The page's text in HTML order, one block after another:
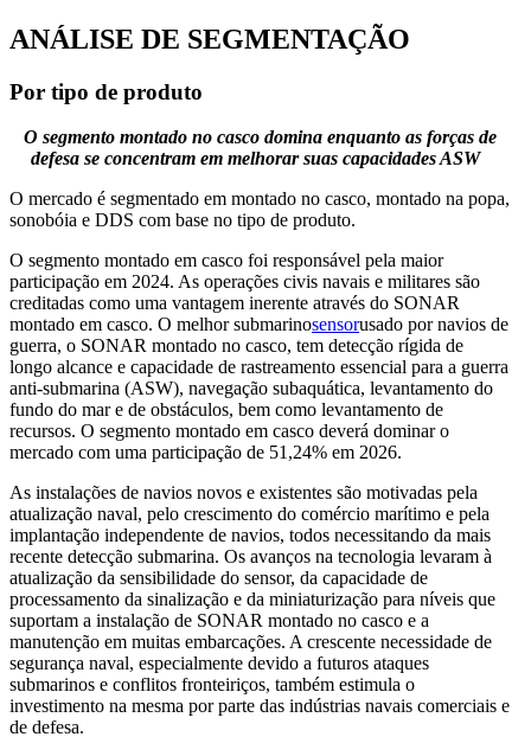
ANÁLISE DE SEGMENTAÇÃO
Por tipo de produto
O segmento montado no casco domina enquanto as forças de
defesa se concentram em melhorar suas capacidades ASW
O mercado é segmentado em montado no casco, montado na popa,
sonobóia e DDS com base no tipo de produto.
O segmento montado em casco foi responsável pela maior
participação em 2024. As operações civis navais e militares são
creditadas como uma vantagem inerente através do SONAR
montado em casco. O melhor submarinosensorusado por navios de
guerra, o SONAR montado no casco, tem detecção rígida de
longo alcance e capacidade de rastreamento essencial para a guerra
anti-submarina (ASW), navegação subaquática, levantamento do
fundo do mar e de obstáculos, bem como levantamento de
recursos. O segmento montado em casco deverá dominar o
mercado com uma participação de 51,24% em 2026.
As instalações de navios novos e existentes são motivadas pela
atualização naval, pelo crescimento do comércio marítimo e pela
implantação independente de navios, todos necessitando da mais
recente detecção submarina. Os avanços na tecnologia levaram à
atualização da sensibilidade do sensor, da capacidade de
processamento da sinalização e da miniaturização para níveis que
suportam a instalação de SONAR montado no casco e a
manutenção em muitas embarcações. A crescente necessidade de
segurança naval, especialmente devido a futuros ataques
submarinos e conflitos fronteiriços, também estimula o
investimento na mesma por parte das indústrias navais comerciais e
de defesa.